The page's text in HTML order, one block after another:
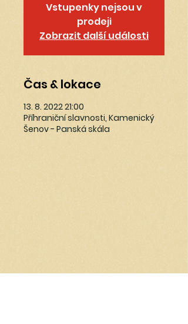
Vstupenky nejsou v
prodeji
Zobrazit další události
Čas & lokace
13. 8. 2022 21:00
Příhraniční slavnosti, Kamenický
Šenov - Panská skála